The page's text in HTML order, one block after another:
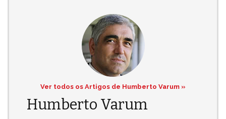
Ver todos os Artigos de Humberto Varum »
Humberto Varum